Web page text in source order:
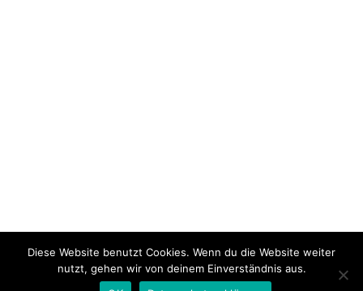
© Copyright - 2024 AutoMarktNews.de
Datenschutzerklärung FAQ Kontakt Impressum
Diese Website benutzt Cookies. Wenn du die Website weiter
nutzt, gehen wir von deinem Einverständnis aus.